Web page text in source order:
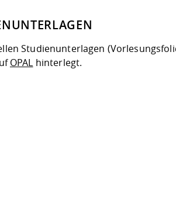
Studienunterlagen
OPAL hinterlegt.